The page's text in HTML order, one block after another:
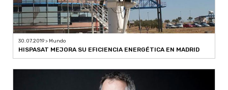
30.07.2019 > Mundo
HISPASAT MEJORA SU EFICIENCIA ENERGÉTICA EN MADRID